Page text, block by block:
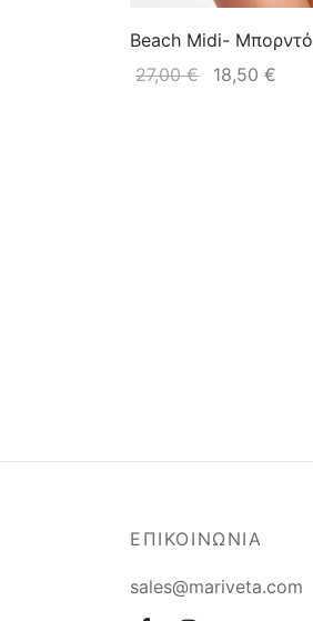
Beach Midi- Μπορντό
27,00€ 18,50 €
ΕΠΙΚΟΙΝΩΝΙΑ
sales@mariveta.com